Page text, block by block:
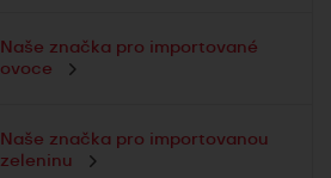
Naše značka pro importované
ovoce
Naše značka pro importovanou
zeleninu